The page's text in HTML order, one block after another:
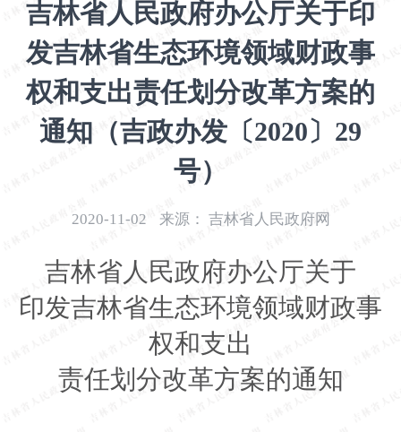
吉林省人民政府办公厅关于印
发吉林省生态环境领域财政事
权和支出责任划分改革方案的
通知（吉政办发〔2020〕29
号）
2020-11-02 来源： 吉林省人民政府网
吉林省人民政府办公厅关于
印发吉林省生态环境领域财政事
权和支出
责任划分改革方案的通知